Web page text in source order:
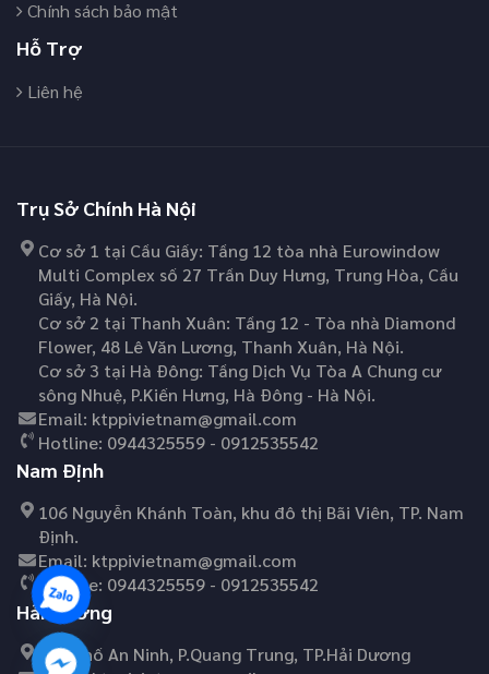
Chính sách bảo mật
Hỗ Trợ
Liên hệ
Trụ Sở Chính Hà Nội
Cơ sở 1 tại Cầu Giấy: Tầng 12 tòa nhà Eurowindow
Multi Complex số 27 Trần Duy Hưng, Trung Hòa, Cầu
Giấy, Hà Nội.
Cơ sở 2 tại Thanh Xuân: Tầng 12 - Tòa nhà Diamond
Flower, 48 Lê Văn Lương, Thanh Xuân, Hà Nội.
Cơ sở 3 tại Hà Đông: Tầng Dịch Vụ Tòa A Chung cư
sông Nhuệ, P.Kiến Hưng, Hà Đông - Hà Nội.
Email: ktppivietnam@gmail.com
Hotline: 0944325559 - 0912535542
Nam Định
106 Nguyễn Khánh Toàn, khu đô thị Bãi Viên, TP. Nam
Định.
Email: ktppivietnam@gmail.com
Hotline: 0944325559 - 0912535542
Hải Dương
45C Phố An Ninh, P.Quang Trung, TP.Hải Dương